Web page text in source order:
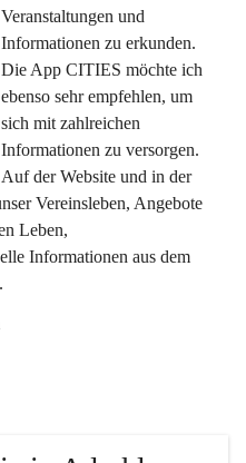
Veranstaltungen und
Informationen zu erkunden.
Die App CITIES möchte ich
ebenso sehr empfehlen, um
sich mit zahlreichen
Informationen zu versorgen.
Auf der Website und in der
Vereinsleben, Angebote
Leben,
Informationen aus dem